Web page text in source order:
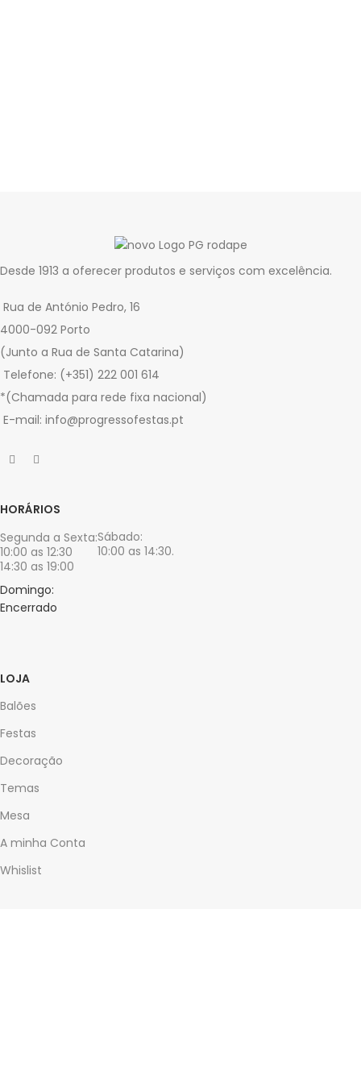
Desde 1913 a oferecer produtos e serviços com excelência.
Rua de António Pedro, 16
4000-092 Porto
(Junto a Rua de Santa Catarina)
Telefone: (+351) 222 001 614
*(Chamada para rede fixa nacional)
E-mail: info@progressofestas.pt
HORÁRIOS
Segunda a Sexta:
10:00 as 12:30
14:30 as 19:00
Sábado:
10:00 as 14:30.
Domingo:
Encerrado
LOJA
Balões
Festas
Decoração
Temas
Mesa
A minha Conta
Whislist